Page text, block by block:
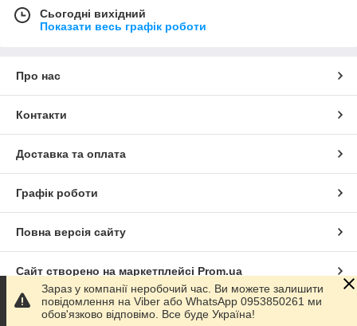
Сьогодні вихідний
Показати весь графік роботи
Про нас
Контакти
Доставка та оплата
Графік роботи
Повна версія сайту
Сайт створено на маркетплейсі Prom.ua
Політика конфіденційності
Зараз у компанії неробочий час. Ви можете залишити
повідомлення на Viber або WhatsApp 0953850261 ми
обов'язково відповімо. Все буде Україна!